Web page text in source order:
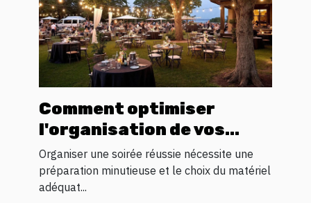
Comment optimiser
l'organisation de vos
soirées avec la location
de matériel ?
Organiser une soirée réussie nécessite une
préparation minutieuse et le choix du matériel
adéquat...